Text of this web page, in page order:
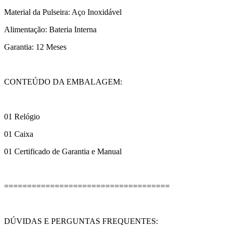
Material da Pulseira: Aço Inoxidável
Alimentação: Bateria Interna
Garantia: 12 Meses
CONTEÚDO DA EMBALAGEM:
01 Relógio
01 Caixa
01 Certificado de Garantia e Manual
====================================
DÚVIDAS E PERGUNTAS FREQUENTES: